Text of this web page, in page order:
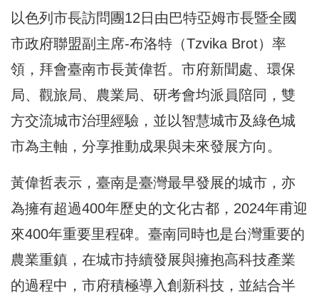
以色列市長訪問團12日由巴特亞姆市長暨全國
市政府聯盟副主席-布洛特（Tzvika Brot）率
領，拜會臺南市長黃偉哲。市府新聞處、環保
局、觀旅局、農業局、研考會均派員陪同，雙
方交流城市治理經驗，並以智慧城市及綠色城
市為主軸，分享推動成果與未來發展方向。
黃偉哲表示，臺南是臺灣最早發展的城市，亦
為擁有超過400年歷史的文化古都，2024年甫迎
來400年重要里程碑。臺南同時也是台灣重要的
農業重鎮，在城市持續發展與擁抱高科技產業
的過程中，市府積極導入創新科技，並結合半